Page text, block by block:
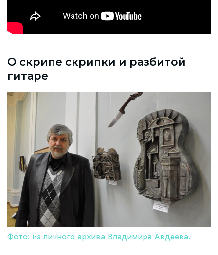
О скрипе скрипки и разбитой
гитаре
Фото: из личного архива Владимира Авдеева.